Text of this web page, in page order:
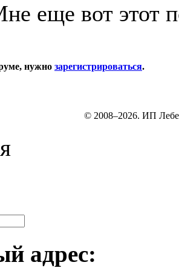
еще вот этот
нужно зарегистрироваться.
© 2008–2026. ИП
адрес: